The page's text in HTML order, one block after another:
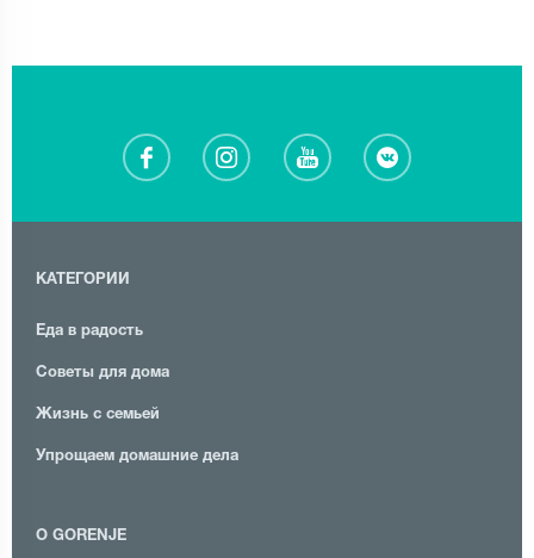
КАТЕГОРИИ
Еда в радость
Советы для дома
Жизнь с семьей
Упрощаем домашние дела
О GORENJE